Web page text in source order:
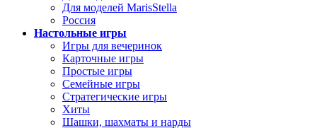
Для моделей MarisStella
Россия
Настольные игры
Игры для вечеринок
Карточные игры
Простые игры
Семейные игры
Стратегические игры
Хиты
Шашки, шахматы и нарды